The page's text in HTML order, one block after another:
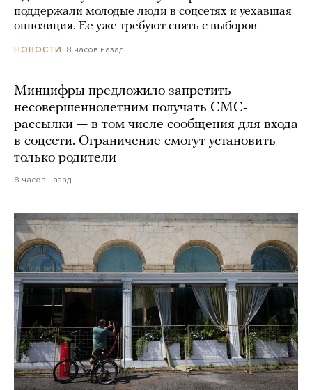
поддержали молодые люди в соцсетях и уехавшая
оппозиция. Ее уже требуют снять с выборов
НОВОСТИ 8 часов назад
Минцифры предложило запретить
несовершеннолетним получать СМС-
рассылки — в том числе сообщения для входа
в соцсети. Ограничение смогут установить
только родители
8 часов назад